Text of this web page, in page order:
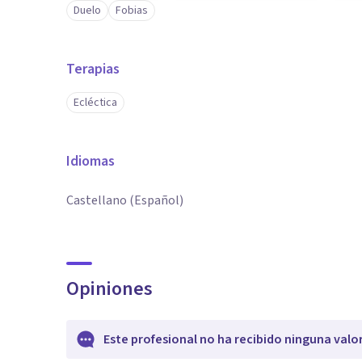
Duelo
Fobias
Terapias
Ecléctica
Idiomas
Castellano (Español)
Opiniones
Este profesional no ha recibido ninguna